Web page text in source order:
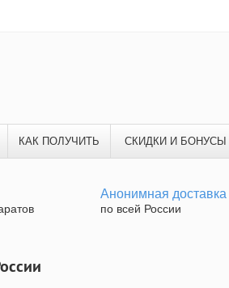
КАК ПОЛУЧИТЬ СКИДКИ И БОНУСЫ
Анонимная доставка
по всей России